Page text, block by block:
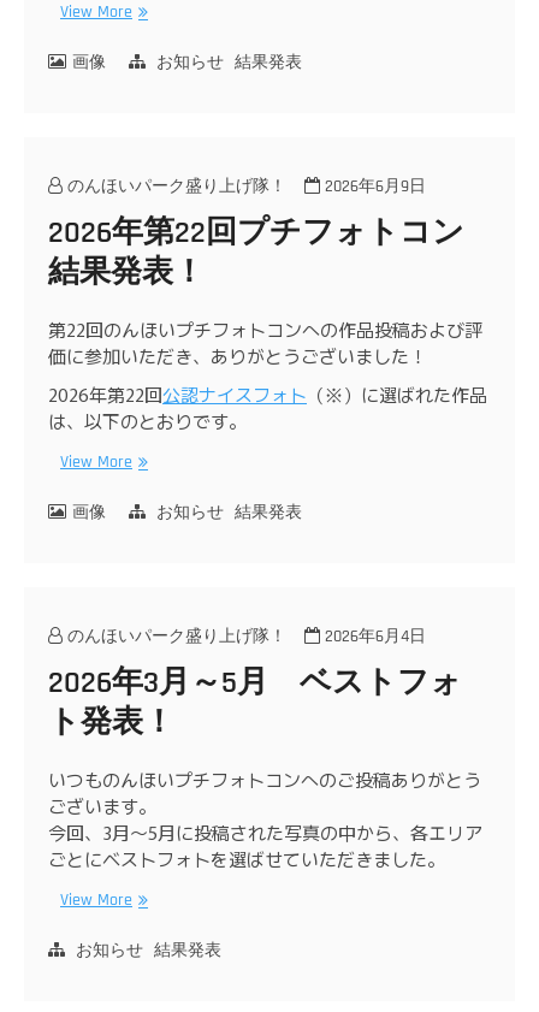
View More
画像 お知らせ 結果発表
のんほいパーク盛り上げ隊！ 2026年6月9日
2026年第22回プチフォトコン
結果発表！
第22回のんほいプチフォトコンへの作品投稿および評
価に参加いただき、ありがとうございました！
2026年第22回公認ナイスフォト （※）に選ばれた作品
は、以下のとおりです。
View More
画像 お知らせ 結果発表
のんほいパーク盛り上げ隊！ 2026年6月4日
2026年3月～5月 ベストフォ
ト発表！
いつものんほいプチフォトコンへのご投稿ありがとう
ございます。
今回、3月～5月に投稿された写真の中から、各エリア
ごとにベストフォトを選ばせていただきました。
View More
お知らせ 結果発表